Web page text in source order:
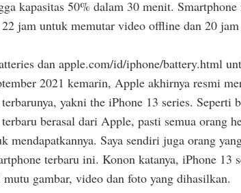
kapasitas 50% dalam 30 menit.
22 jam untuk memutar video offline dan 20
dan apple.com/id/iphone/battery.html
2021 kemarin, Apple akhirnya resmi
yakni the iPhone 13 series. Seperti
berasal dari Apple, pasti semua orang
mendapatkannya. Saya sendiri juga orang
terbaru ini. Konon katanya, iPhone 13
gambar, video dan foto yang dihasilkan.